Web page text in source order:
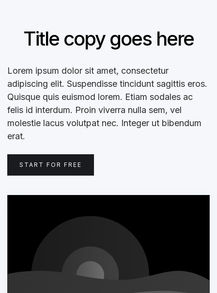
Title copy goes here
Lorem ipsum dolor sit amet, consectetur
adipiscing elit. Suspendisse tincidunt sagittis eros.
Quisque quis euismod lorem. Etiam sodales ac
felis id interdum. Proin viverra nulla sem, vel
molestie lacus volutpat nec. Integer ut bibendum
erat.
START FOR FREE